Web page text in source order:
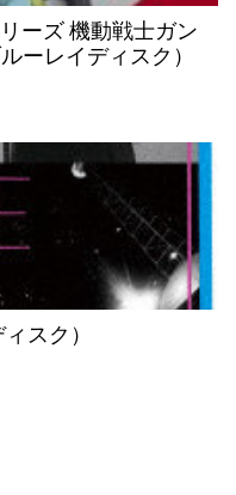
ーズ 機動戦士ガン
ーレイディスク）
スク）